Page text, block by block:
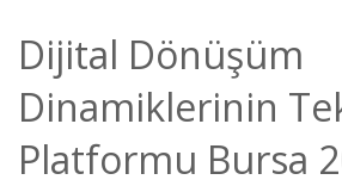
Dijital Dönüşüm
Dinamiklerinin
Platformu Bursa